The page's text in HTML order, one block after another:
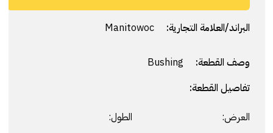
البراند/العلامة التجارية: Manitowoc
وصف القطعة:
تفاصيل القطعة:
العرض:
الطول: